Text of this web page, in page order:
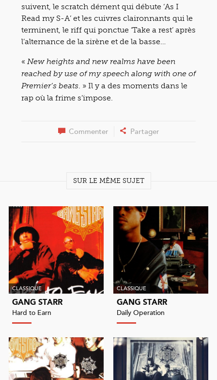
suivent, le scratch dément qui débute ‘As I
Read my S-A’ et les cuivres claironnants qui le
terminent, le riff qui ponctue ‘Take a rest’ après
l’alternance de la sirène et de la basse…
« New heights and new realms have been
reached by use of my speech along with one of
Premier’s beats . » Il y a des moments dans le
rap où la frime s’impose.
Commenter Partager
SUR LE MÊME SUJET
CLASSIQUE
GANG STARR
Hard to Earn
CLASSIQUE
GANG STARR
Daily Operation